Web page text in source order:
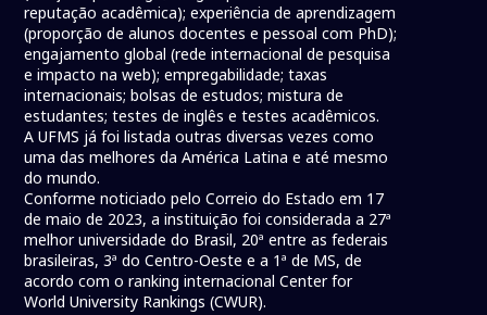
reputação acadêmica); experiência de aprendizagem
(proporção de alunos docentes e pessoal com PhD);
engajamento global (rede internacional de pesquisa
e impacto na web); empregabilidade; taxas
internacionais; bolsas de estudos; mistura de
estudantes; testes de inglês e testes acadêmicos.
A UFMS já foi listada outras diversas vezes como
uma das melhores da América Latina e até mesmo
do mundo.
Conforme noticiado pelo Correio do Estado em 17
de maio de 2023, a instituição foi considerada a 27ª
melhor universidade do Brasil, 20ª entre as federais
brasileiras, 3ª do Centro-Oeste e a 1ª de MS, de
acordo com o ranking internacional Center for
World University Rankings (CWUR).